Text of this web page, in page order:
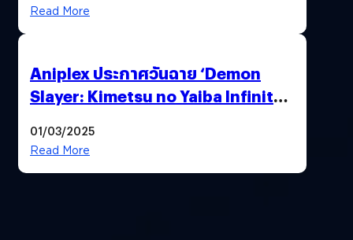
Read More
Aniplex ประกาศวันฉาย ‘Demon
Slayer: Kimetsu no Yaiba Infinity
(อัปเดตวันฉายประเทศไทย)
01/03/2025
Read More